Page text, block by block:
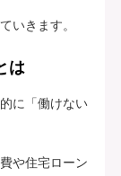
いきます。
は
に「働けない
や住宅ローン